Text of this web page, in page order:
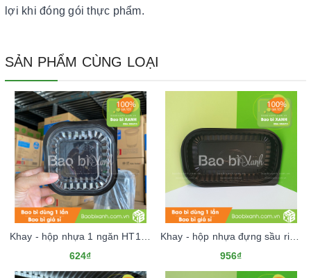
lợi khi đóng gói thực phẩm.
SẢN PHẨM CÙNG LOẠI
624₫
Khay - hộp nhựa đựng sầu riêng, sushi 1 ngăn HT17 (Kèm nắp nhựa)
956₫